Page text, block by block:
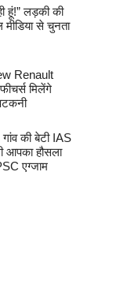
हूं!” लड़की की
से चुनता
Renault
मिलेंगे
गांव की बेटी IAS
आपका हौसला
एग्जाम